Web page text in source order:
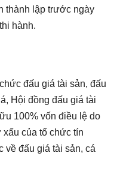
thành lập trước ngày
hành.
đấu giá tài sản, đấu
Hội đồng đấu giá tài
100% vốn điều lệ do
của tổ chức tín
về đấu giá tài sản, cá